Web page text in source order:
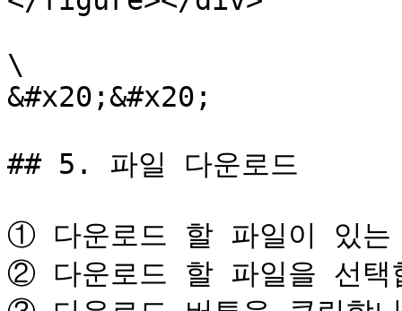
\
&#x20;&#x20;
## 5. 파일 다운로드
① 다운로드 할 파일이 있
② 다운로드 할 파일을 선